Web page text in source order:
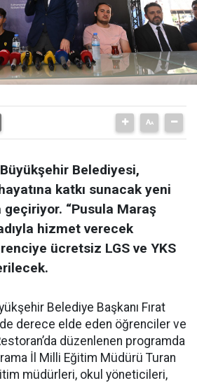
Belediyesi,
katkı sunacak yeni
“Pusula Maraş
hizmet verecek
ücretsiz LGS ve YKS
Belediye Başkanı Fırat
derece elde eden öğrenciler ve
düzenlenen programda
İl Milli Eğitim Müdürü Turan
müdürleri, okul yöneticileri,